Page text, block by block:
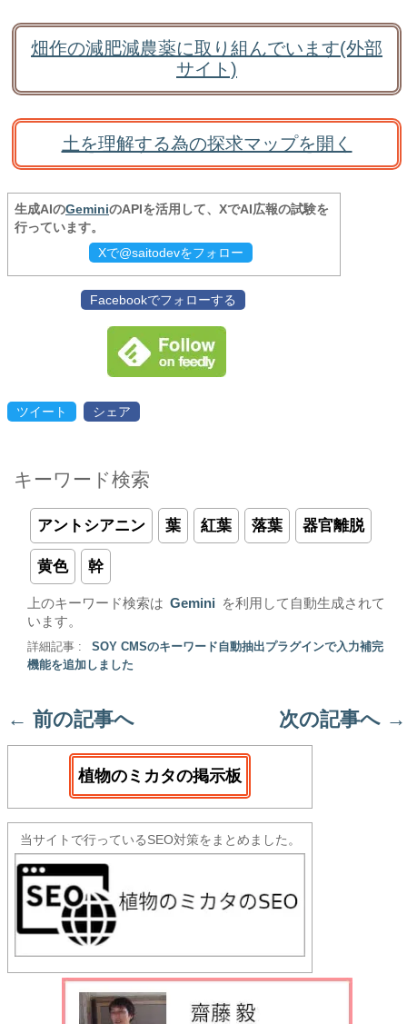
畑作の減肥減農薬に取り組んでいます(外部
サイト)
土を理解する為の探求マップを開く
生成AIのGeminiのAPIを活用して、XでAI広報の試験を
行っています。
Xで@saitodevをフォロー
Facebookでフォローする
ツイート シェア
キーワード検索
アントシアニン 葉 紅葉 落葉 器官離脱
黄色 幹
上のキーワード検索は Gemini
を利用して自動生成されて
います。
詳細記事 :
SOY CMSのキーワード自動抽出プラグインで入力補完
機能を追加しました
← 前の記事へ 次の記事へ →
植物のミカタの掲示板
当サイトで行っているSEO対策をまとめました。